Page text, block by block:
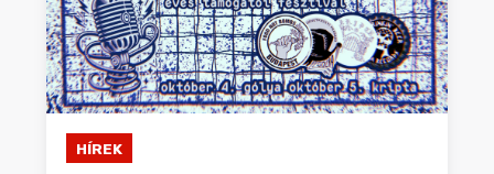
KULT
MÁSVILÁG
BLOGHÍREK